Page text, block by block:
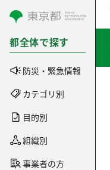
コンテンツにスキップ
都全体で探す
防災・緊急情報
カテゴリ別
目的別
組織別
事業者の方